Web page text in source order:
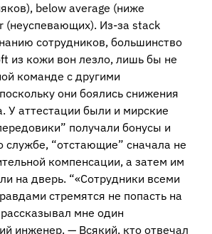
below average (ниже
(неуспевающих). Из-за stack
сотрудников, большинство
из кожи вон лезло, лишь бы не
команде с другими
они боялись снижения
У аттестации были и мирские
получали бонусы и
службе, “отстающие” сначала не
компенсации, а затем им
на дверь. “«Сотрудники всеми
стремятся не попасть на
мне один
инженер. — Всякий, кто отвечал